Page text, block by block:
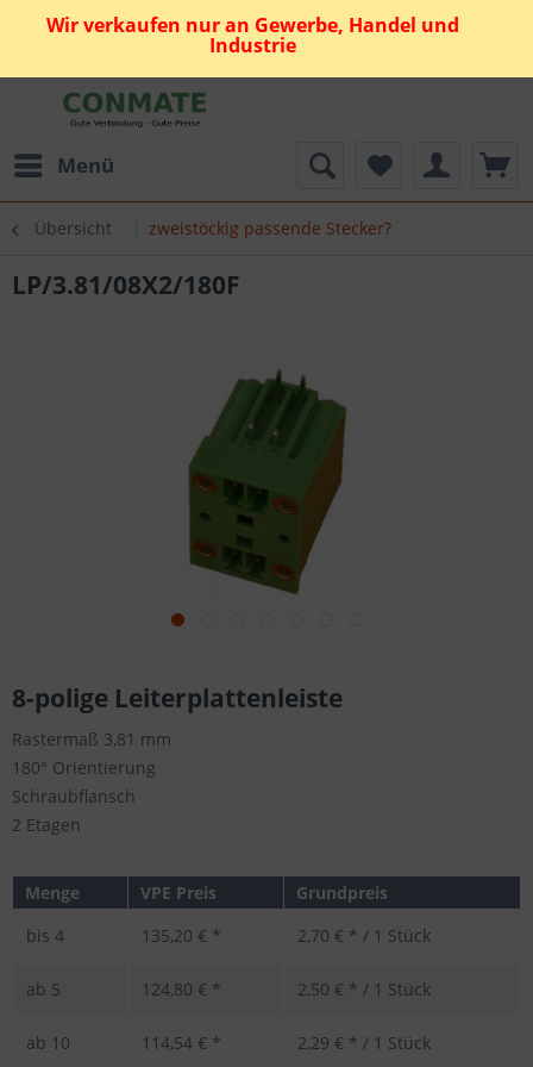
Wir verkaufen nur an Gewerbe, Handel und
Industrie
Menü
Übersicht zweistöckig passende Stecker?
LP/3.81/08X2/180F
8-polige Leiterplattenleiste
Rastermaß 3,81 mm
180° Orientierung
Schraubflansch
2 Etagen
Menge VPE Preis
Grundpreis
bis 4 135,20 € * 2,70 € * / 1 Stück
ab 5 124,80 € * 2,50 € * / 1 Stück
ab 10 114,54 € * 2,29 € * / 1 Stück